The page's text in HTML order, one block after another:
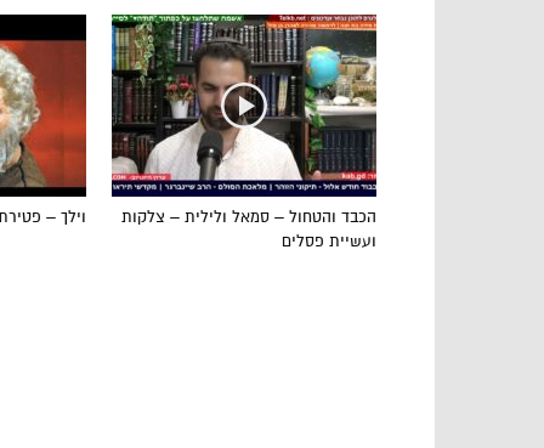
וילך –
הכבד והטחול – סמאל ולילית – צלקות
ועשיית פסלים